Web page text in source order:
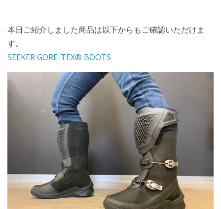
本日ご紹介しました商品は以下からもご確認いただけま
す。
SEEKER GORE-TEX® BOOTS